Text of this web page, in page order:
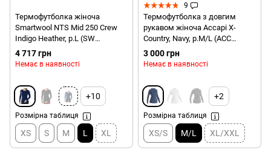
Термофутболка жіноча
Smartwool NTS Mid 250 Crew
Indigo Heather, р.L (SW
SS224.115-L)
4 717 грн
Немає в наявності
+10
Розмірна таблиця
XS S M L XL
9
Термофутболка з довгим
рукавом жіноча Accapi X-
Country, Navy, р.M/L (ACC
А651.941-ML)
3 000 грн
Немає в наявності
+2
Розмірна таблиця
XS/S M/L XL/XXL